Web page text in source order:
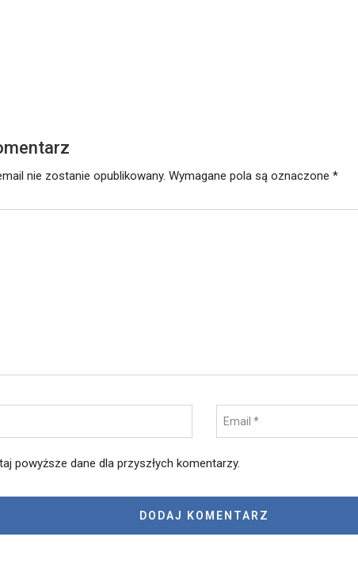
nie zostanie opublikowany. Wymagane pola są oznaczone *
powyższe dane dla przyszłych komentarzy.